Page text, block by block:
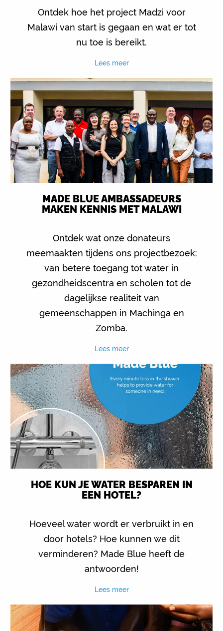
Ontdek hoe het project Madzi voor
Malawi van start is gegaan en wat er tot
nu toe is bereikt.
Lees meer
MADE BLUE AMBASSADEURS
MAKEN KENNIS MET MALAWI
Ontdek wat onze donateurs
meemaakten tijdens ons projectbezoek:
van betere toegang tot water in
gezondheidscentra en scholen tot de
dagelijkse realiteit van
gemeenschappen in Machinga en
Zomba.
Lees meer
HOE KUN JE WATER BESPAREN IN
EEN HOTEL?
Hoeveel water wordt er verbruikt in en
door hotels? Hoe kunnen we dit
verminderen? Made Blue heeft de
antwoorden!
Lees meer